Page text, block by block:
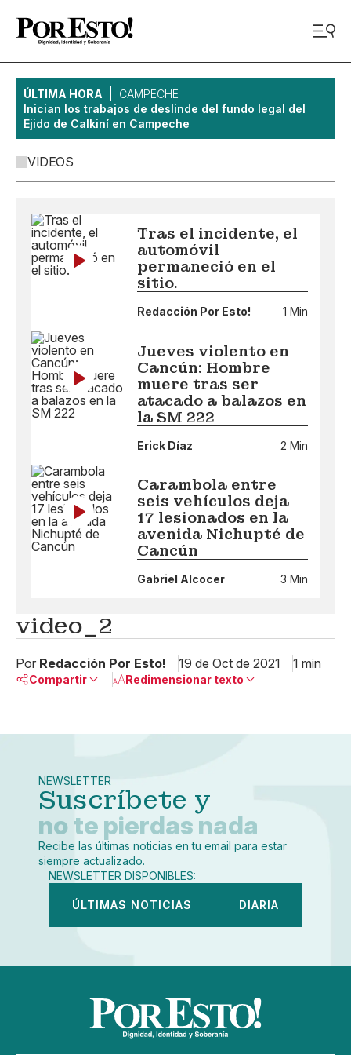
ÚLTIMA HORA
CAMPECHE
Inician los trabajos de deslinde del fundo legal del
Ejido de Calkiní en Campeche
VIDEOS
Tras el incidente, el
automóvil
permaneció en el
sitio.
Redacción Por Esto! 1 Min
Jueves violento en
Cancún: Hombre
muere tras ser
atacado a balazos en
la SM 222
Erick Díaz 2 Min
Carambola entre
seis vehículos deja
17 lesionados en la
avenida Nichupté de
Cancún
Gabriel Alcocer 3 Min
video_2
Por Redacción Por Esto! 19 de Oct de 2021 1 min
Compartir
Copiar enlace
Redimensionar texto
NEWSLETTER
Suscríbete y
no te pierdas nada
Recibe las últimas noticias en tu email para estar
siempre actualizado.
NEWSLETTER DISPONIBLES:
ÚLTIMAS NOTICIAS DIARIA